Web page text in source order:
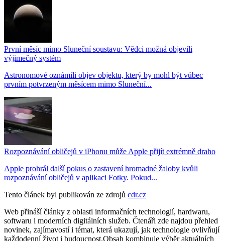
První měsíc mimo Sluneční soustavu: Vědci možná objevili
výjimečný systém
Astronomové oznámili objev objektu, který by mohl být vůbec
prvním potvrzeným měsícem mimo Sluneční...
Rozpoznávání obličejů v iPhonu může Apple přijít extrémně draho
Apple prohrál další pokus o zastavení hromadné žaloby kvůli
rozpoznávání obličejů v aplikaci Fotky. Pokud...
Tento článek byl publikován ze zdrojů cdr.cz
Web přináší články z oblasti informačních technologií, hardwaru,
softwaru i moderních digitálních služeb. Čtenáři zde najdou přehled
novinek, zajímavostí i témat, která ukazují, jak technologie ovlivňují
každodenní život i budoucnost.Obsah kombinuje výběr aktuálních